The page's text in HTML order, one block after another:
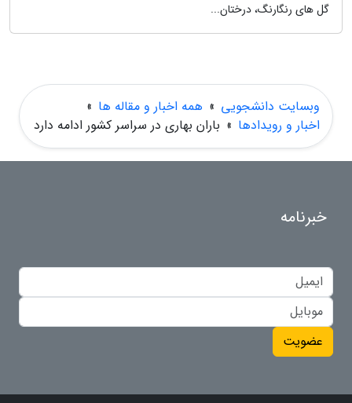
گل های رنگارنگ، درختان...
وبسایت دانشجویی » همه اخبار و مقاله ها »
اخبار و رویدادها » باران بهاری در سراسر کشور ادامه دارد
خبرنامه
عضویت